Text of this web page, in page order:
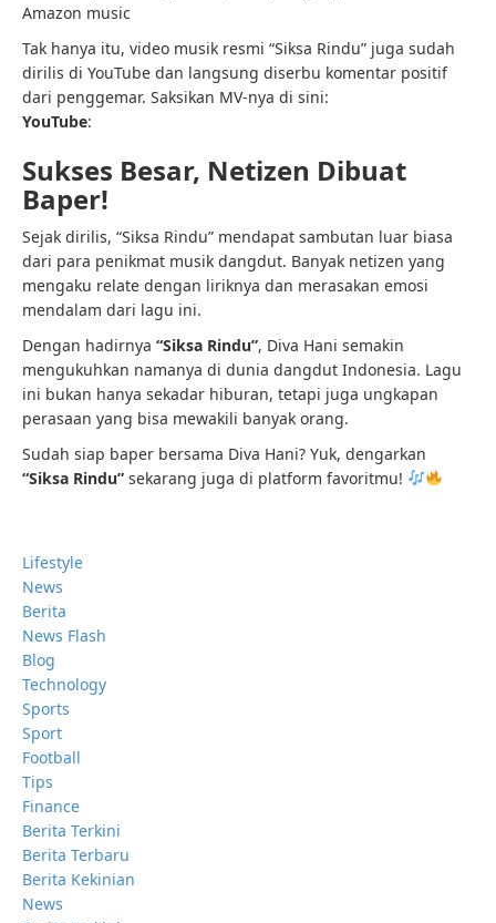
Amazon music
Tak hanya itu, video musik resmi “Siksa Rindu” juga sudah
dirilis di YouTube dan langsung diserbu komentar positif
dari penggemar. Saksikan MV-nya di sini:
YouTube:
Sukses Besar, Netizen Dibuat
Baper!
Sejak dirilis, “Siksa Rindu” mendapat sambutan luar biasa
dari para penikmat musik dangdut. Banyak netizen yang
mengaku relate dengan liriknya dan merasakan emosi
mendalam dari lagu ini.
Dengan hadirnya “Siksa Rindu”, Diva Hani semakin
mengukuhkan namanya di dunia dangdut Indonesia. Lagu
ini bukan hanya sekadar hiburan, tetapi juga ungkapan
perasaan yang bisa mewakili banyak orang.
Sudah siap baper bersama Diva Hani? Yuk, dengarkan
“Siksa Rindu” sekarang juga di platform favoritmu!
Lifestyle
News
Berita
News Flash
Blog
Technology
Sports
Sport
Football
Tips
Finance
Berita Terkini
Berita Terbaru
Berita Kekinian
News